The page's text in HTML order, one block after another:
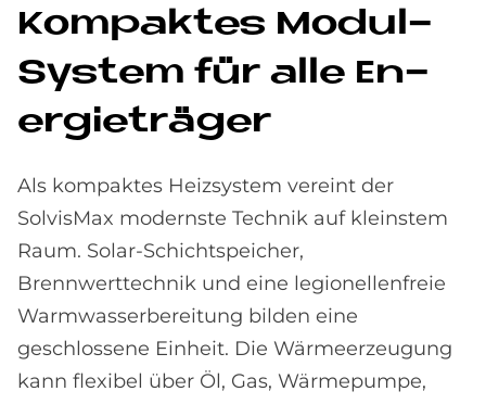
Kom­pak­tes Mo­dul-
Sy­stem für alle En­
er­gie­trä­ger
Als kompaktes Heizsystem vereint der
SolvisMax modernste Technik auf kleinstem
Raum. Solar-Schichtspeicher,
Brennwerttechnik und eine legionellenfreie
Warmwasserbereitung bilden eine
geschlossene Einheit. Die Wärmeerzeugung
kann flexibel über Öl, Gas, Wärmepumpe,